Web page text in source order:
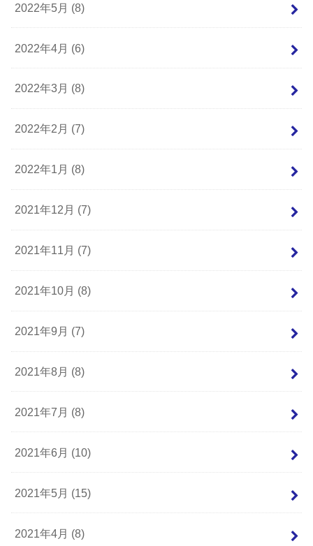
2022年5月 (8)
2022年4月 (6)
2022年3月 (8)
2022年2月 (7)
2022年1月 (8)
2021年12月 (7)
2021年11月 (7)
2021年10月 (8)
2021年9月 (7)
2021年8月 (8)
2021年7月 (8)
2021年6月 (10)
2021年5月 (15)
2021年4月 (8)